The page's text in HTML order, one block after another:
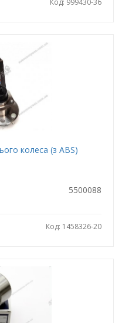
Код: 999430-36
колеса (з АВS)
5500088
Код: 1458326-20